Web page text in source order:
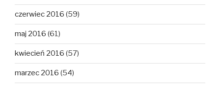
czerwiec 2016 (59)
maj 2016 (61)
kwiecień 2016 (57)
marzec 2016 (54)